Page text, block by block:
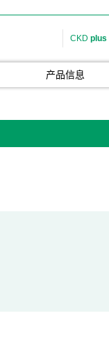
CKD plus
产品信息